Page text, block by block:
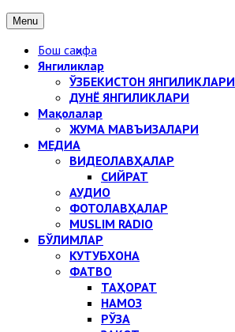
Menu
Бош саҳифа
Янгиликлар
ЎЗБЕКИСТОН ЯНГИЛИКЛАРИ
ДУНЁ ЯНГИЛИКЛАРИ
Мақолалар
ЖУМА МАВЪИЗАЛАРИ
МЕДИА
ВИДЕОЛАВҲАЛАР
СИЙРАТ
АУДИО
ФОТОЛАВҲАЛАР
MUSLIM RADIO
БЎЛИМЛАР
КУТУБХОНА
ФАТВО
ТАҲОРАТ
НАМОЗ
РЎЗА